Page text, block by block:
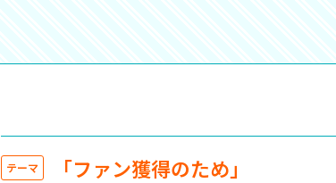
テーマ 「ファン獲得のため」